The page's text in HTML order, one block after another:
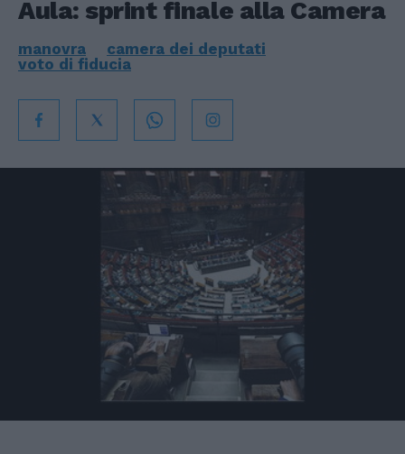
Aula: sprint finale alla Camera
manovra
camera dei deputati
voto di fiducia